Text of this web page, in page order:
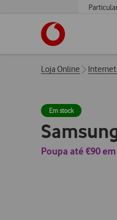
Breadcrumbs
Loja Online
Em stock
Poupa até €90